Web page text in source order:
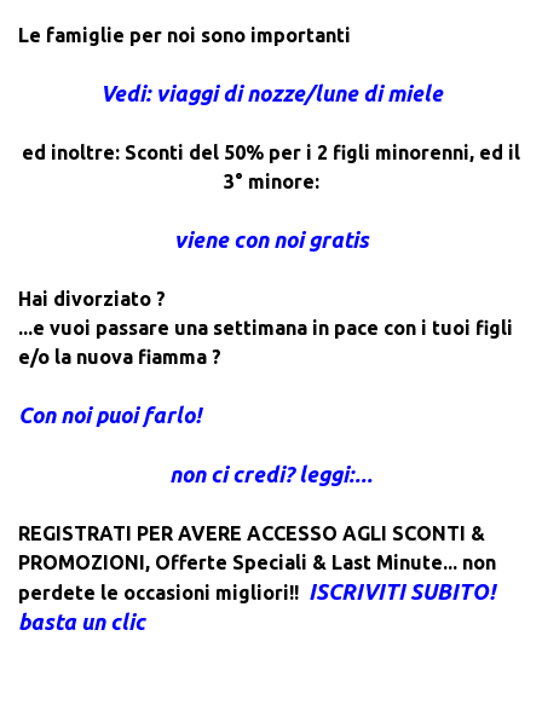
Le famiglie per noi sono importanti
Vedi: viaggi di nozze/lune di miele
ed inoltre: Sconti del 50% per i 2 figli minorenni, ed il
3° minore:
viene con noi gratis
Hai divorziato ?
...e vuoi passare una settimana in pace con i tuoi figli
e/o la nuova fiamma ?
Con noi puoi farlo!
non ci credi? leggi:...
REGISTRATI PER AVERE ACCESSO AGLI SCONTI &
PROMOZIONI , Offerte Speciali & Last Minute... non
perdete le occasioni migliori!! ISCRIVITI SUBITO!
basta un clic